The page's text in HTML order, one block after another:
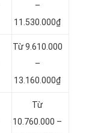
–
11.530.000₫
Từ 9.610.000
–
13.160.000₫
Từ
10.760.000 –